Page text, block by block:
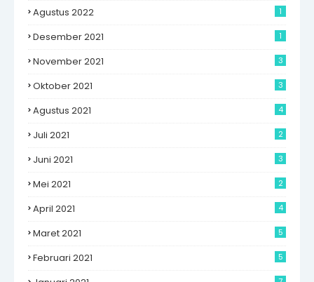
Agustus 2022 1
Desember 2021 1
November 2021 3
Oktober 2021 3
Agustus 2021 4
Juli 2021 2
Juni 2021 3
Mei 2021 2
April 2021 4
Maret 2021 5
Februari 2021 5